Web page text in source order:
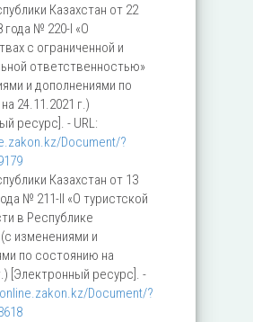
Казахстан от 22
года № 220-I «О
с ограниченной и
ответственностью»
и дополнениями по
24.11.2021 г.)
ресурс]. - URL:
Document/?
Казахстан от 13
№ 211-II «О туристской
в Республике
изменениями и
по состоянию на
[Электронный ресурс]. -
Document/?